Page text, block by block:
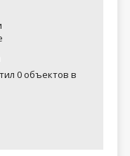
0 объектов в